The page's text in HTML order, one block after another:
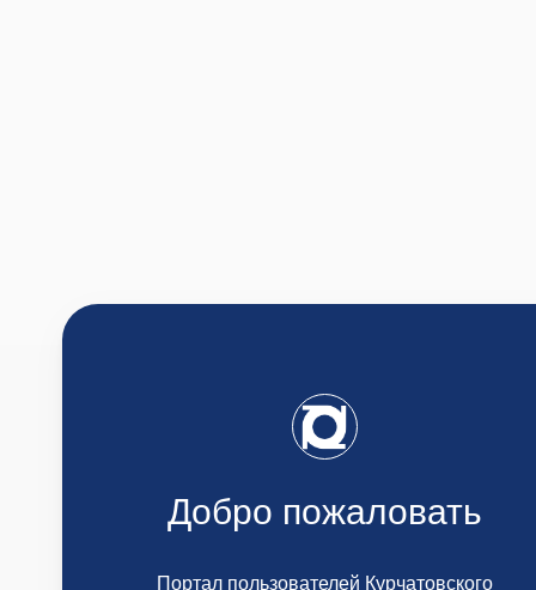
Добро пожаловать
Портал пользователей Курчатовского